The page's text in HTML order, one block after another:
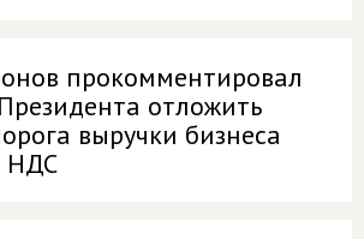
прокомментировал
отложить
выручки бизнеса
НДС